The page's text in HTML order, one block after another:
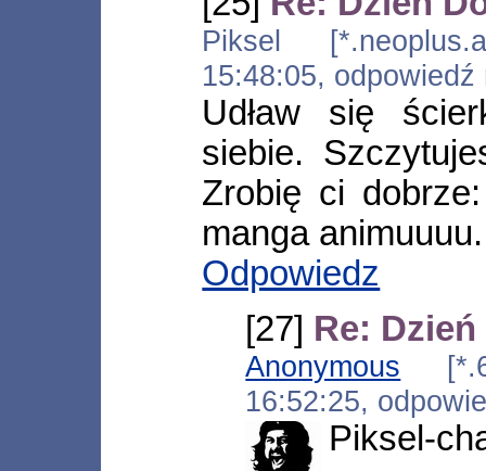
Piksel
15:48:05,
Udław się
siebie.
Zrobię ci
manga animuuuu.
Odpowiedz
[27] Re:
Anonymous
16:52:25,
Piksel-